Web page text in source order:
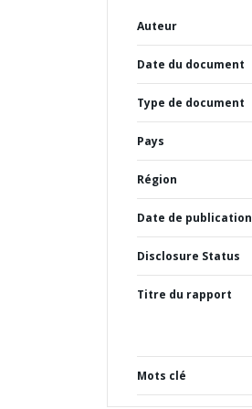
Auteur
Date du document
Type de document
Pays
Région
Date de publication
Disclosure Status
Titre du rapport
Mots clé